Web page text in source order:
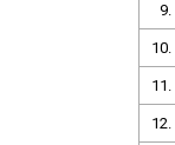
9.
10.
11.
12.